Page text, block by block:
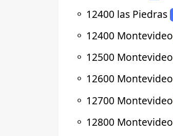
⚬ 12400 las Piedras
⚬ 12400 Montevideo
⚬ 12500 Montevideo
⚬ 12600 Montevideo
⚬ 12700 Montevideo
⚬ 12800 Montevideo